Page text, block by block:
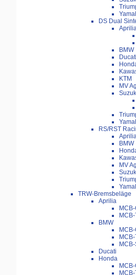
DS Dual
BMW
Ducati
KTM
MV
RS/RST
BMW
MV
TRW-Bremsbeläge
Aprilia
BMW
Ducati
Honda